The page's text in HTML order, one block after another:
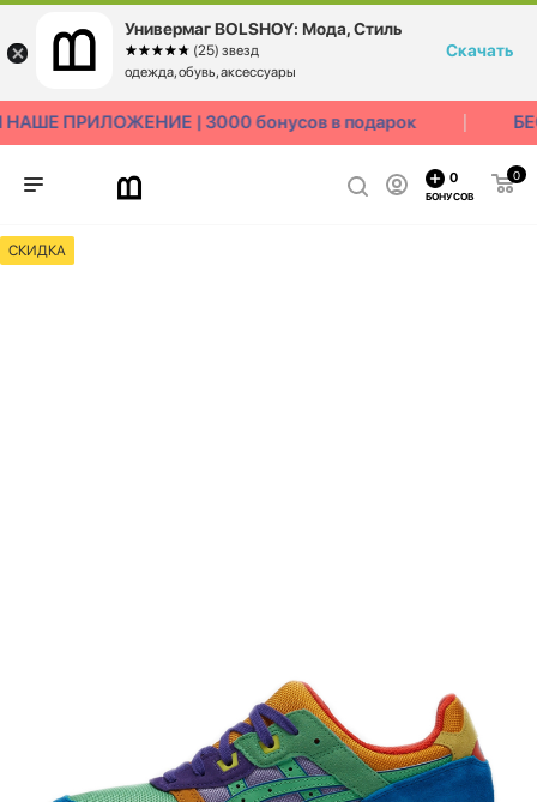
ПРИЛОЖЕНИЕ | 3000 бонусов в подарок
0
0
БОНУСОВ
СКИДКА
Универмаг BOLSHOY: Мода, Стиль
☆☆☆☆☆
★★★★★ (25) звезд
одежда, обувь, аксессуары
Скачать